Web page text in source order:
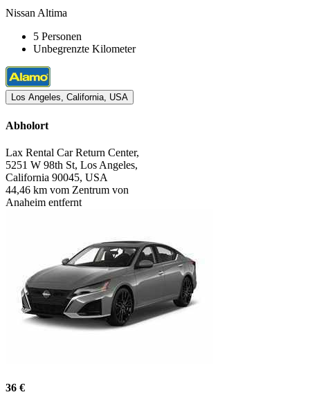
Nissan Altima
5 Personen
Unbegrenzte Kilometer
Los Angeles, California, USA
Abholort
Lax Rental Car Return Center,
5251 W 98th St, Los Angeles,
California 90045, USA
44,46 km vom Zentrum von
Anaheim entfernt
36 €